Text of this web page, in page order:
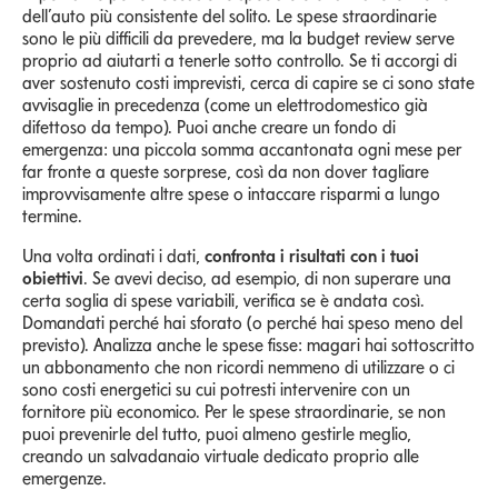
dell’auto più consistente del solito. Le spese straordinarie
sono le più difficili da prevedere, ma la budget review serve
proprio ad aiutarti a tenerle sotto controllo. Se ti accorgi di
aver sostenuto costi imprevisti, cerca di capire se ci sono state
avvisaglie in precedenza (come un elettrodomestico già
difettoso da tempo). Puoi anche creare un fondo di
emergenza: una piccola somma accantonata ogni mese per
far fronte a queste sorprese, così da non dover tagliare
improvvisamente altre spese o intaccare risparmi a lungo
termine.
Una volta ordinati i dati, confronta i risultati con i tuoi
obiettivi. Se avevi deciso, ad esempio, di non superare una
certa soglia di spese variabili, verifica se è andata così.
Domandati perché hai sforato (o perché hai speso meno del
previsto). Analizza anche le spese fisse: magari hai sottoscritto
un abbonamento che non ricordi nemmeno di utilizzare o ci
sono costi energetici su cui potresti intervenire con un
fornitore più economico. Per le spese straordinarie, se non
puoi prevenirle del tutto, puoi almeno gestirle meglio,
creando un salvadanaio virtuale dedicato proprio alle
emergenze.